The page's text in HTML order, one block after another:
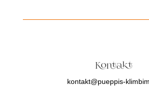
Kontakt
kontakt@pueppis-